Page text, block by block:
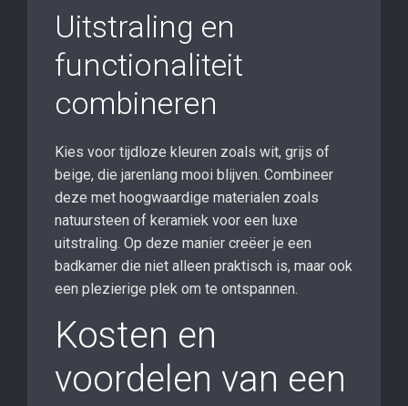
Uitstraling en
functionaliteit
combineren
Kies voor tijdloze kleuren zoals wit, grijs of
beige, die jarenlang mooi blijven. Combineer
deze met hoogwaardige materialen zoals
natuursteen of keramiek voor een luxe
uitstraling. Op deze manier creëer je een
badkamer die niet alleen praktisch is, maar ook
een plezierige plek om te ontspannen.
Kosten en
voordelen van een